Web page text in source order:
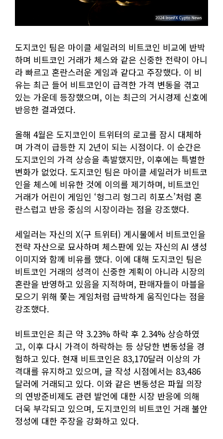
도지코인 팀은 마이클 세일러의 비트코인 비교에 반박
하며 비트코인 거래가 체스와 같은 신중한 전략이 아니
라 빠르고 혼란스러운 게임과 같다고 주장했다. 이 비
유는 최근 들어 비트코인이 급격한 가격 변동을 겪고
있는 가운데 등장했으며, 이는 최근의 거시경제 신호에
반응한 결과였다.
올해 4월은 도지코인이 트위터의 로고를 잠시 대체하
며 가격이 급등한 지 2년이 되는 시점이다. 이 순간은
도지코인의 가격 상승을 촉발했지만, 이후에는 특별한
변화가 없었다. 도지코인 팀은 마이클 세일러가 비트코
인을 체스에 비유한 것에 이의를 제기하며, 비트코인
거래가 어린이 게임인 ‘헝그리 헝그리 히포스’처럼 혼
란스럽고 반응 중심의 시장이라는 점을 강조했다.
세일러는 자신의 X(구 트위터) 게시물에서 비트코인을
전략 자산으로 묘사하며 체스판에 있는 자신의 AI 생성
이미지와 함께 비유를 했다. 이에 대해 도지코인 팀은
비트코인 거래의 성격이 신중한 계획이 아니라 시장의
혼란을 반영하고 있음을 지적하며, 판매자들이 마블을
모으기 위해 쫓는 게임처럼 급박하게 움직인다는 점을
강조했다.
비트코인은 최근 약 3.23% 하락 후 2.34% 상승하였
고, 이후 다시 가격이 하락하는 등 상당한 변동성을 경
험하고 있다. 현재 비트코인은 83,170달러 이상의 가
격대를 유지하고 있으며, 글 작성 시점에서는 83,486
달러에 거래되고 있다. 이와 같은 변동성은 파월 의장
의 연방준비제도 관련 발언에 대한 시장 반응에 의해
더욱 부각되고 있으며, 도지코인의 비트코인 거래 불안
정성에 대한 주장을 강화하고 있다.